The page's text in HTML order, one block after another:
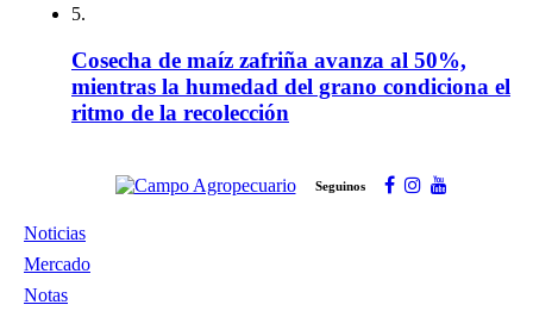
5.
Cosecha de maíz zafriña avanza al 50%,
mientras la humedad del grano condiciona el
ritmo de la recolección
Seguinos
Noticias
Mercado
Notas